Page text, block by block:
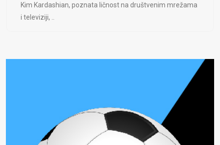
Kim Kardashian, poznata ličnost na društvenim mrežama
i televiziji, ..